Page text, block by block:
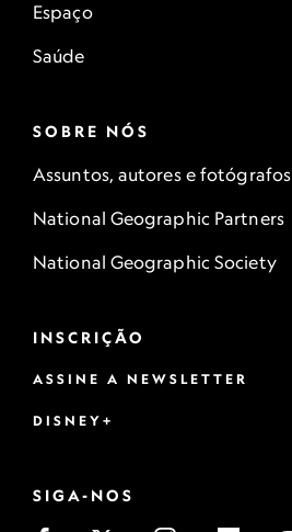
Espaço
Saúde
SOBRE NÓS
Assuntos, autores e fotógrafos
National Geographic Partners
National Geographic Society
INSCRIÇÃO
ASSINE A NEWSLETTER
DISNEY+
SIGA-NOS